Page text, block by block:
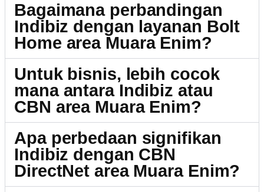
Bagaimana perbandingan
Indibiz dengan layanan Bolt
Home area Muara Enim?
Untuk bisnis, lebih cocok
mana antara Indibiz atau
CBN area Muara Enim?
Apa perbedaan signifikan
Indibiz dengan CBN
DirectNet area Muara Enim?